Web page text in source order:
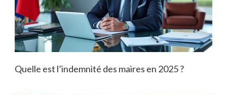
Quelle est l’indemnité des maires en 2025 ?